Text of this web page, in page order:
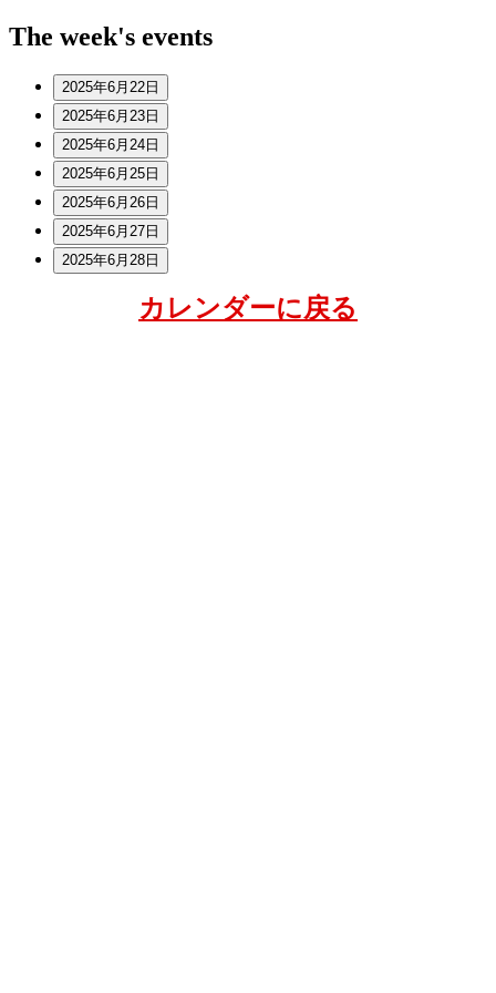
The week's events
2025年6月22日
2025年6月23日
2025年6月24日
2025年6月25日
2025年6月26日
2025年6月27日
2025年6月28日
カレンダーに戻る